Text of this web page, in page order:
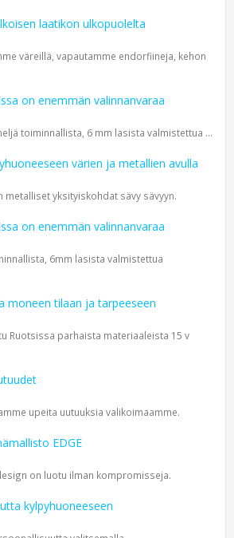
laatikon ulkopuolelta
väreillä, vapautamme endorfiineja, kehon
on enemmän valinnanvaraa
toiminnallista, 6 mm lasista valmistettua ...
värien ja metallien avulla
metalliset yksityiskohdat sävy sävyyn.
on enemmän valinnanvaraa
6mm lasista valmistettua
moneen tilaan ja tarpeeseen
Ruotsissa parhaista materiaaleista 15 v
upeita uutuuksia valikoimaamme.
EDGE
on luotu ilman kompromisseja.
kylpyhuoneeseen